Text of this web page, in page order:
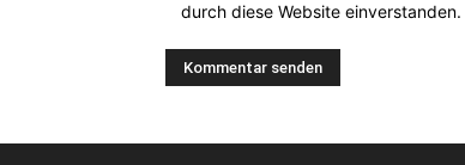
durch diese Website einverstanden.